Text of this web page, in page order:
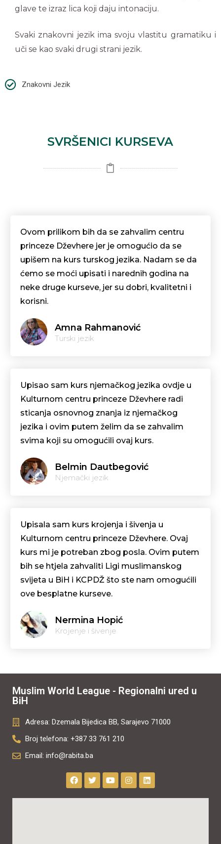
glave te izraz lica koji daju intonaciju.
Svaki znakovni jezik ima svoju vlastitu gramatiku i
uči se kao svaki drugi strani jezik.
Znakovni Jezik
SVRŠENICI KURSEVA
Ovom prilikom bih da se zahvalim centru
princeze Dževhere jer je omogućio da se
upišem na kurs turskog jezika. Nadam se da
ćemo se moći upisati i narednih godina na
neke druge kurseve, jer su dobri, kvalitetni i
korisni.
Amna Rahmanović
Turski jezik
Upisao sam kurs njemačkog jezika ovdje u
Kulturnom centru princeze Dževhere radi
sticanja osnovnog znanja iz njemačkog
jezika i ovim putem želim da se zahvalim
svima koji su omogućili ovaj kurs.
Belmin Dautbegović
Njemački jezik
Upisala sam kurs krojenja i šivenja u
Kulturnom centru princeze Dževhere. Ovaj
kurs mi je potreban zbog posla. Ovim putem
bih se htjela zahvaliti Ligi muslimanskog
svijeta u BiH i KCPDŽ što ste nam omogućili
ove besplatne kurseve.
Nermina Hopić
Krojenje i šivenje
Muslim World League - Regionalni ured u
BiH
Adresa: Dzemala Bijedica BB, Sarajevo 71000
Broj telefona: +387 33 761 210
Email: info@rabita.ba